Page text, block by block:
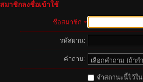
สมาชิกลงชื่อเข้าใช้
ชื่อสมาชิก
รหัสผ่าน:
คำถาม:
จำสถานะนี้ไว้ใ